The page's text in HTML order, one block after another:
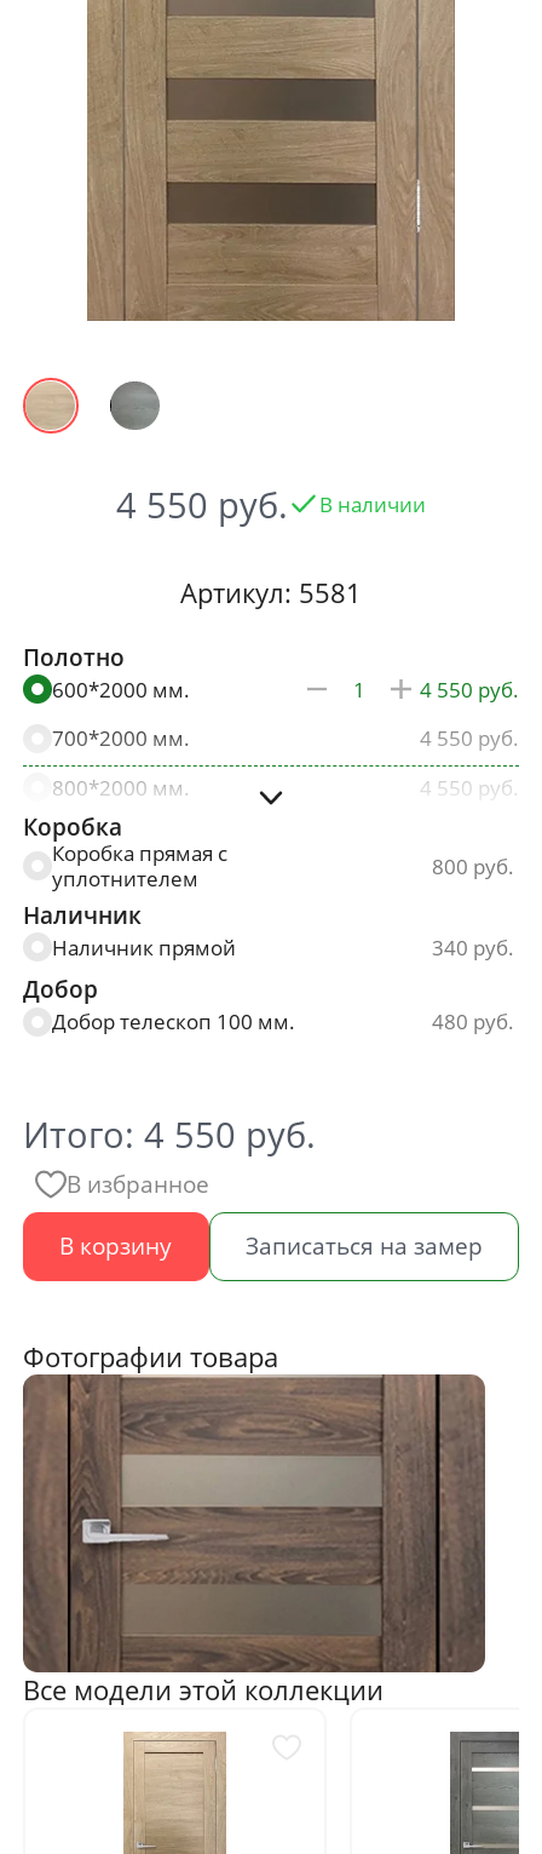
4 550 В наличии
Артикул: 5581
Полотно
600*2000 мм.
4 550
700*2000 мм.
4 550
800*2000 мм.
4 550
900*2000 мм.
Коробка
Коробка прямая с
уплотнителем
800
Наличник
Наличник прямой 340
Добор
Добор телескоп 100 мм. 480
Итого: 4 550 руб.
В избранное
В корзину
Записаться на замер
Фотографии товара
Все модели этой коллекции